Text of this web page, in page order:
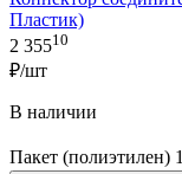
Пластик)
2 35510
₽/шт
В наличии
Пакет